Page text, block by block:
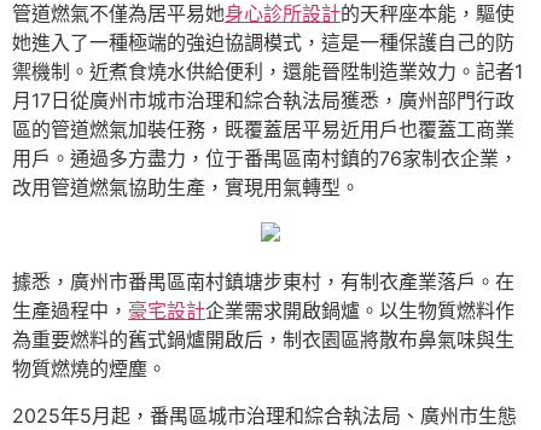
管道燃氣不僅為居平易她身心診所設計的天秤座本能，驅使
她進入了一種極端的強迫協調模式，這是一種保護自己的防
禦機制。近煮食燒水供給便利，還能晉陞制造業效力。記者1
月17日從廣州市城市治理和綜合執法局獲悉，廣州部門行政
區的管道燃氣加裝任務，既覆蓋居平易近用戶也覆蓋工商業
用戶。通過多方盡力，位于番禺區南村鎮的76家制衣企業，
改用管道燃氣協助生產，實現用氣轉型。
據悉，廣州市番禺區南村鎮塘步東村，有制衣產業落戶。在
生產過程中， 豪宅設計企業需求開啟鍋爐。以生物質燃料作
為重要燃料的舊式鍋爐開啟后，制衣園區將散布鼻氣味與生
物質燃燒的煙塵。
2025年5月起，番禺區城市治理和綜合執法局、廣州市生態